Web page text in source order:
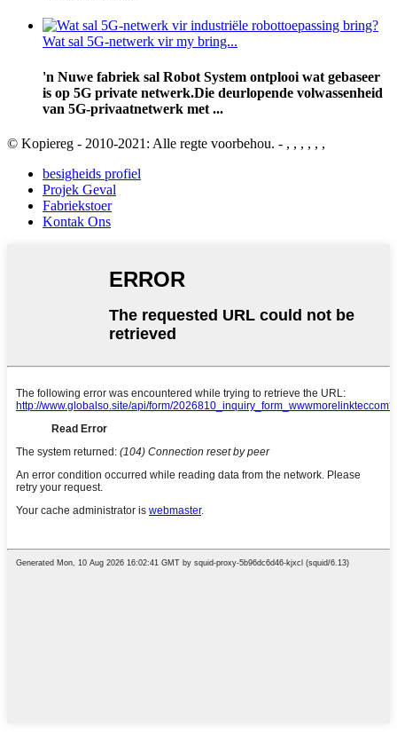
Wat sal 5G-netwerk vir my bring...
'n Nuwe fabriek sal Robot System ontplooi wat gebaseer
is op 5G private netwerk.Die deurlopende volwassenheid
van 5G-privaatnetwerk met ...
© Kopiereg - 2010-2021: Alle regte voorbehou. - , , , , , ,
besigheids profiel
Projek Geval
Fabriekstoer
Kontak Ons